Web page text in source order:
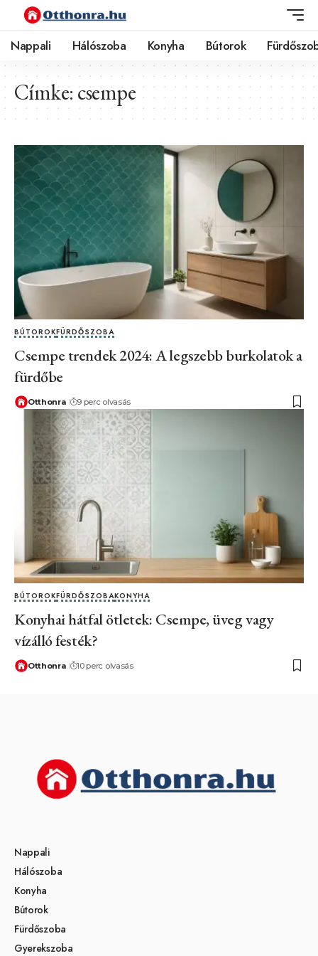
Nappali Hálószoba Konyha Bútorok
Címke: csempe
BÚTOROKFÜRDŐSZOBA
Csempe trendek 2024: A legszebb burkolatok a
fürdőbe
Otthonra 9 perc olvasás
BÚTOROKFÜRDŐSZOBAKONYHA
Konyhai hátfal ötletek: Csempe, üveg vagy
vízálló festék?
Otthonra 10 perc olvasás
Nappali
Hálószoba
Konyha
Bútorok
Fürdőszoba
Gyerekszoba